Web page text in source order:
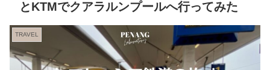
とKTMでクアラルンプールへ行ってみた
TRAVEL